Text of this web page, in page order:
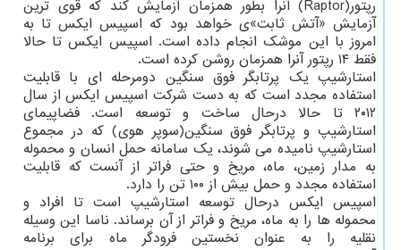
رپتور(Raptor) آنرا بطور همزمان آزمایش کند که قوی ترین
آزمایش «آتش ثابت»ی خواهد بود که اسپیس ایکس تا به
امروز با این موشک انجام داده است. اسپیس ایکس تا حالا
فقط ۱۴ رپتور آنرا همزمان روشن کرده است.
استارشیپ یک پرتابگر فوق سنگین دومرحله ای با قابلیت
استفاده مجدد است که به دست شرکت اسپیس ایکس از سال
۲۰۱۲ تا حالا درحال ساخت و توسعه است. فضاپیمای
استارشیپ و پرتابگر فوق سنگین(سوپر هوی) که در مجموع
استارشیپ نامیده می شوند، یک سامانه حمل انسان و محموله
به مدار زمین، ماه، مریخ و حتی فراتر از آنست که قابلیت
استفاده مجدد و حمل بیش از ۱۰۰ تن را دارد.
اسپیس ایکس درحال توسعه استارشیپ است تا افراد و
محموله ها را به ماه، مریخ و فراتر از آن برساند. ناسا این وسیله
نقلیه را به عنوان نخستین فرودگر ماه برای برنامه